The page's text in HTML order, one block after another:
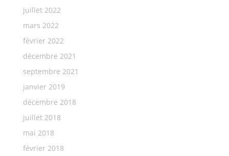
juillet 2022
mars 2022
février 2022
décembre 2021
septembre 2021
janvier 2019
décembre 2018
juillet 2018
mai 2018
février 2018